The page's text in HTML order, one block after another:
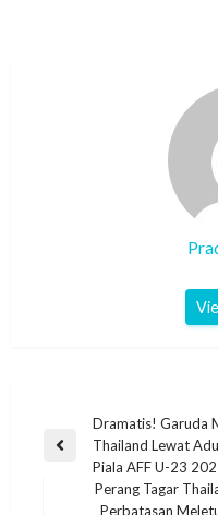
Dramatis! Garuda
Thailand Lewat
Piala AFF U-23
Perang Tagar
Perbatasan